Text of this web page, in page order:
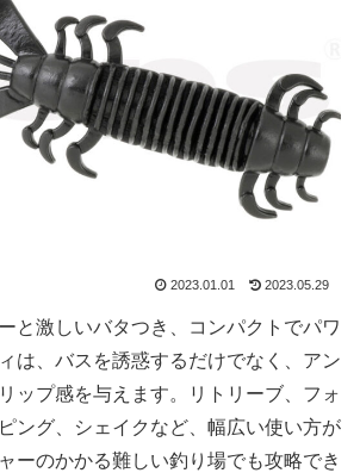
2023.01.01 2023.05.29
と激しいバタつき、コンパクトでパワ
は、バスを誘惑するだけでなく、アン
ップ感を与えます。リトリーブ、フォ
ング、シェイクなど、幅広い使い方が
ーのかかる難しい釣り場でも攻略でき